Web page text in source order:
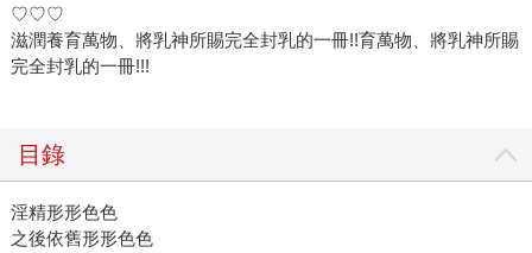
♡♡♡
滋潤養育萬物、將乳神所賜完全封乳的一冊!!育萬物、將乳神所賜
完全封乳的一冊!!!
目錄
淫精形形色色
之後依舊形形色色